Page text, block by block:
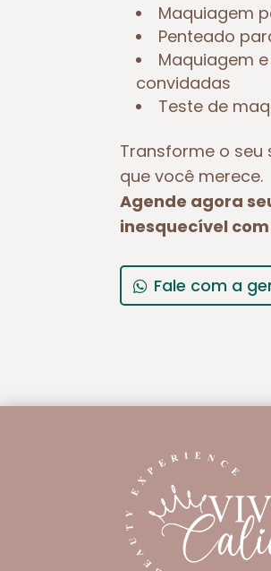
Maquiagem
Penteado
Maquiagem
convidadas
Teste de
Transforme o seu
que você merece.
Agende agora
inesquecível
Fale com a